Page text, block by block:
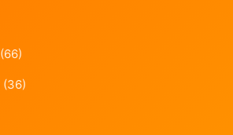
(66)
(36)